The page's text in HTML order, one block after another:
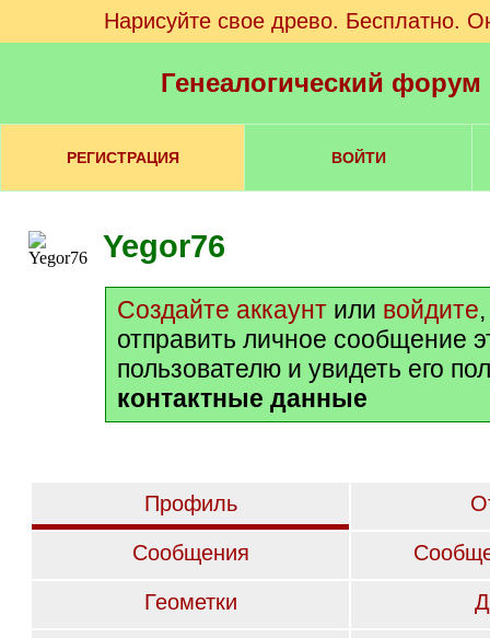
Нарисуйте свое древо. Бесплатно.
Генеалогический
РЕГИСТРАЦИЯ ВОЙТИ
Yegor76
Создайте аккаунт или войдите
отправить личное сообщение
пользователю и увидеть его
контактные данные
Профиль
Сообщения
Геометки